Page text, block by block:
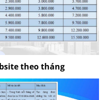
theo tháng